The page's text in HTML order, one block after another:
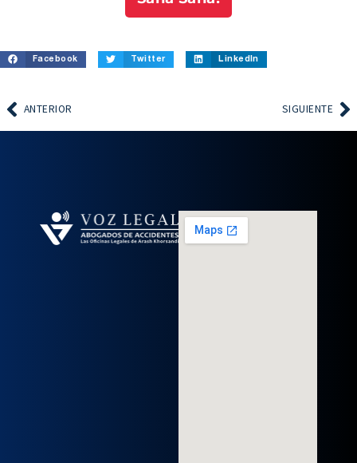
Facebook Twitter LinkedIn
ANTERIOR SIGUIENTE